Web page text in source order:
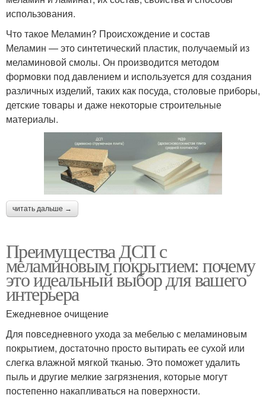
использования.
Что такое Меламин? Происхождение и состав
Меламин — это синтетический пластик, получаемый из
меламиновой смолы. Он производится методом
формовки под давлением и используется для создания
различных изделий, таких как посуда, столовые приборы,
детские товары и даже некоторые строительные
материалы.
читать дальше →
Преимущества ДСП с
меламиновым покрытием: почему
это идеальный выбор для вашего
интерьера
Ежедневное очищение
Для повседневного ухода за мебелью с меламиновым
покрытием, достаточно просто вытирать ее сухой или
слегка влажной мягкой тканью. Это поможет удалить
пыль и другие мелкие загрязнения, которые могут
постепенно накапливаться на поверхности.